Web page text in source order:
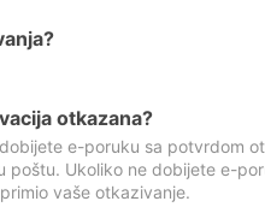
otkazana?
e-poruku sa potvrdom
Ukoliko ne dobijete e-
vaše otkazivanje.